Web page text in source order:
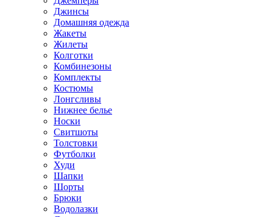
Джинсы
Домашняя одежда
Жакеты
Жилеты
Колготки
Комбинезоны
Комплекты
Костюмы
Лонгсливы
Нижнее белье
Носки
Свитшоты
Толстовки
Футболки
Худи
Шапки
Шорты
Брюки
Водолазки